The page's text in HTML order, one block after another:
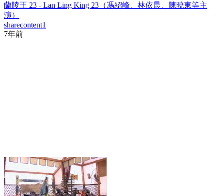
蘭陵王 23 - Lan Ling King 23（馮紹峰、林依晨、陳曉東等主
演）
sharecontent1
7年前